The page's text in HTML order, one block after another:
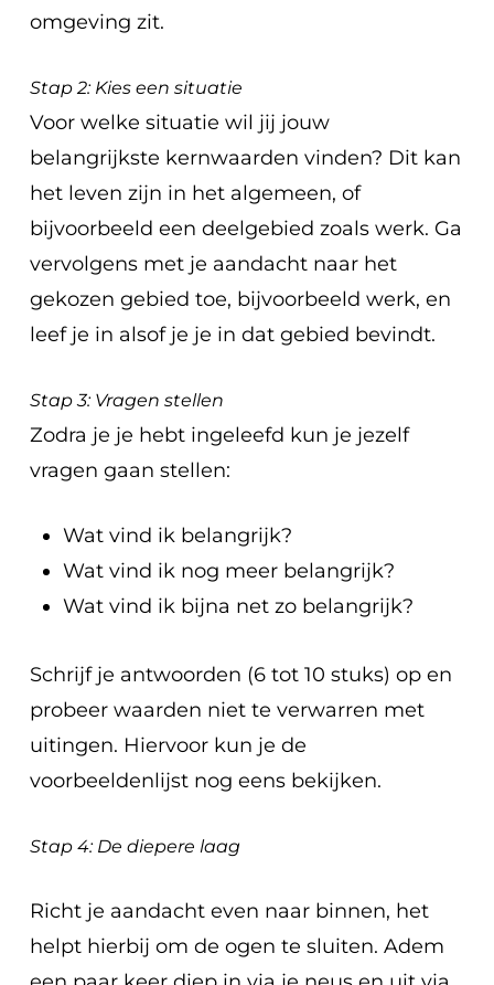
omgeving zit.
Stap 2: Kies een situatie
Voor welke situatie wil jij jouw
belangrijkste kernwaarden vinden? Dit kan
het leven zijn in het algemeen, of
bijvoorbeeld een deelgebied zoals werk. Ga
vervolgens met je aandacht naar het
gekozen gebied toe, bijvoorbeeld werk, en
leef je in alsof je je in dat gebied bevindt.
Stap 3: Vragen stellen
Zodra je je hebt ingeleefd kun je jezelf
vragen gaan stellen:
Wat vind ik belangrijk?
Wat vind ik nog meer belangrijk?
Wat vind ik bijna net zo belangrijk?
Schrijf je antwoorden (6 tot 10 stuks) op en
probeer waarden niet te verwarren met
uitingen. Hiervoor kun je de
voorbeeldenlijst nog eens bekijken.
Stap 4: De diepere laag
Richt je aandacht even naar binnen, het
helpt hierbij om de ogen te sluiten. Adem